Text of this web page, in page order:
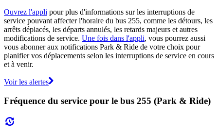
Ouvrez l'appli pour plus d'informations sur les interruptions de
service pouvant affecter l'horaire du bus 255, comme les détours, les
arrêts déplacés, les départs annulés, les retards majeurs et autres
modifications de service. Une fois dans l'appli, vous pourrez aussi
vous abonner aux notifications Park & Ride de votre choix pour
planifier vos déplacements selon les interruptions de service en cours
et à venir.
Voir les alertes
Fréquence du service pour le bus 255 (Park & Ride)